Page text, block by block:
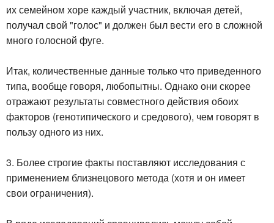
их семейном хоре каждый участник, включая детей,
получал свой "голос" и должен был вести его в сложной
много голосной фуге.
Итак, количественные данные только что приведенного
типа, вообще говоря, любопытны. Однако они скорее
отражают результаты совместного действия обоих
факторов (генотипического и средового), чем говорят в
пользу одного из них.
3. Более строгие факты поставляют исследования с
применением близнецового метода (хотя и он имеет
свои ограничения).